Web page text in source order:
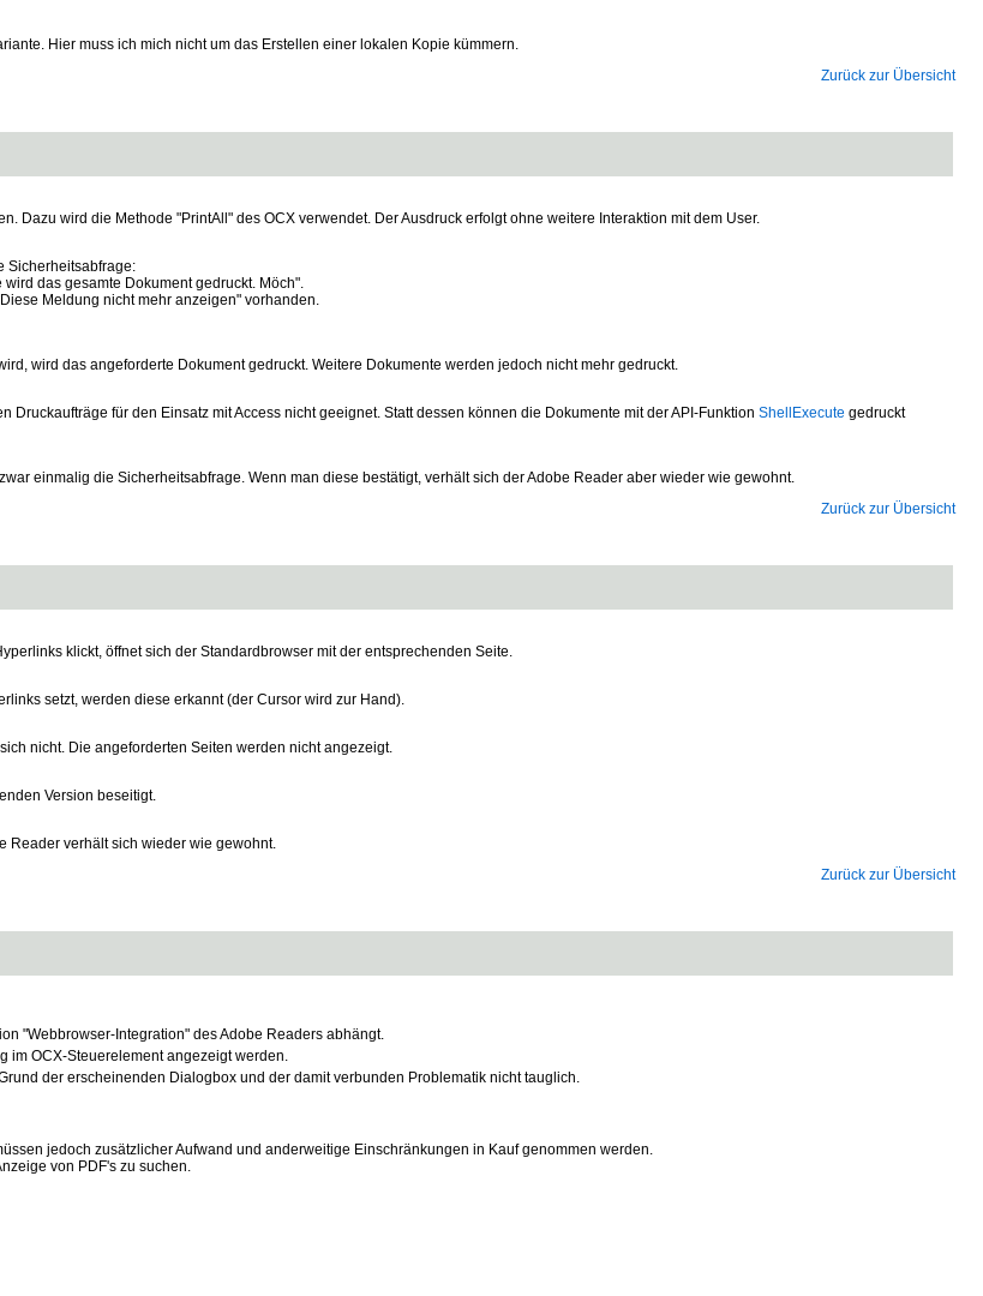
Hier muss ich mich nicht um das Erstellen einer lokalen Kopie kümmern.
Zurück zur Übersicht
Dazu wird die Methode "PrintAll" des OCX verwendet. Der Ausdruck erfolgt ohne weitere Interaktion mit dem User.
Sicherheitsabfrage:
das gesamte Dokument gedruckt. Möch".
Meldung nicht mehr anzeigen" vorhanden.
wird das angeforderte Dokument gedruckt. Weitere Dokumente werden jedoch nicht mehr gedruckt.
für den Einsatz mit Access nicht geeignet. Statt dessen können die Dokumente mit der API-Funktion ShellExecute gedruckt
einmalig die Sicherheitsabfrage. Wenn man diese bestätigt, verhält sich der Adobe Reader aber wieder wie gewohnt.
Zurück zur Übersicht
klickt, öffnet sich der Standardbrowser mit der entsprechenden Seite.
setzt, werden diese erkannt (der Cursor wird zur Hand).
nicht. Die angeforderten Seiten werden nicht angezeigt.
Version beseitigt.
Reader verhält sich wieder wie gewohnt.
Zurück zur Übersicht
"Webbrowser-Integration" des Adobe Readers abhängt.
im OCX-Steuerelement angezeigt werden.
der erscheinenden Dialogbox und der damit verbunden Problematik nicht tauglich.
jedoch zusätzlicher Aufwand und anderweitige Einschränkungen in Kauf genommen werden.
von PDF's zu suchen.